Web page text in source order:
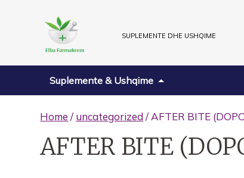
SUPLEMENTE DHE USHQIME
Suplemente & Ushqime
Home / uncategorized / AFTER BITE
AFTER BITE